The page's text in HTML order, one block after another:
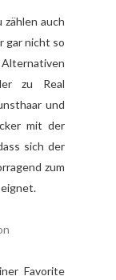
auch
gar nicht so
zu Real
und
mit der
sich der
zum
Favorite